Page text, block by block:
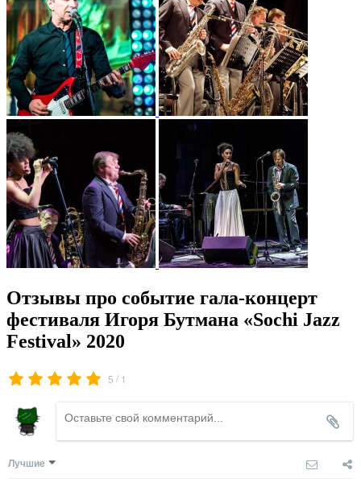
Отзывы про событие гала-концерт
фестиваля Игоря Бутмана «Sochi Jazz
Festival» 2020
5 / 1
Лучшие